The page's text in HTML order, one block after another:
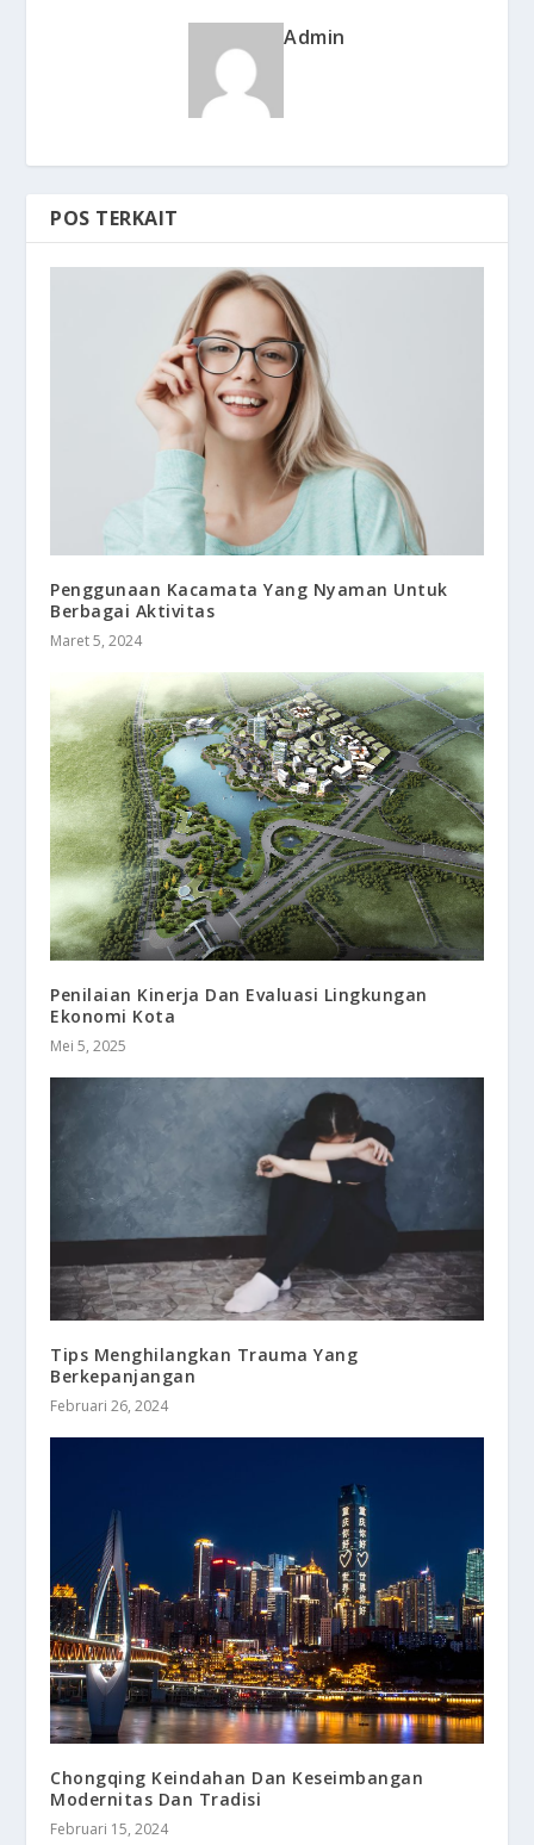
Admin
POS TERKAIT
Penggunaan Kacamata Yang Nyaman Untuk
Berbagai Aktivitas
Maret 5, 2024
Penilaian Kinerja Dan Evaluasi Lingkungan
Ekonomi Kota
Mei 5, 2025
Tips Menghilangkan Trauma Yang
Berkepanjangan
Februari 26, 2024
Chongqing Keindahan Dan Keseimbangan
Modernitas Dan Tradisi
Februari 15, 2024